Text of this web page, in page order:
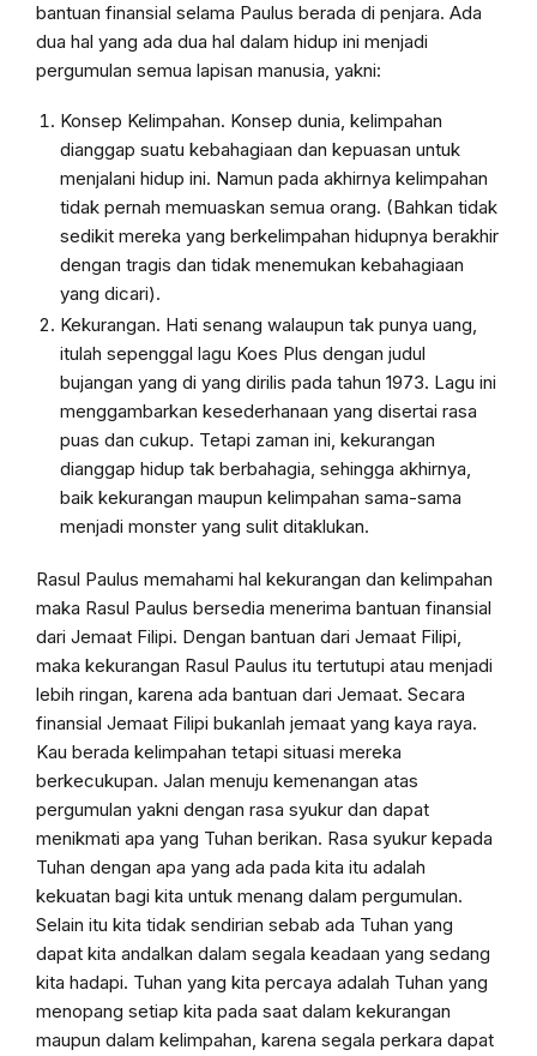
bantuan finansial selama Paulus berada di penjara. Ada
dua hal yang ada dua hal dalam hidup ini menjadi
pergumulan semua lapisan manusia, yakni:
Konsep Kelimpahan. Konsep dunia, kelimpahan
dianggap suatu kebahagiaan dan kepuasan untuk
menjalani hidup ini. Namun pada akhirnya kelimpahan
tidak pernah memuaskan semua orang. (Bahkan tidak
sedikit mereka yang berkelimpahan hidupnya berakhir
dengan tragis dan tidak menemukan kebahagiaan
yang dicari).
Kekurangan. Hati senang walaupun tak punya uang,
itulah sepenggal lagu Koes Plus dengan judul
bujangan yang di yang dirilis pada tahun 1973. Lagu ini
menggambarkan kesederhanaan yang disertai rasa
puas dan cukup. Tetapi zaman ini, kekurangan
dianggap hidup tak berbahagia, sehingga akhirnya,
baik kekurangan maupun kelimpahan sama-sama
menjadi monster yang sulit ditaklukan.
Rasul Paulus memahami hal kekurangan dan kelimpahan
maka Rasul Paulus bersedia menerima bantuan finansial
dari Jemaat Filipi. Dengan bantuan dari Jemaat Filipi,
maka kekurangan Rasul Paulus itu tertutupi atau menjadi
lebih ringan, karena ada bantuan dari Jemaat. Secara
finansial Jemaat Filipi bukanlah jemaat yang kaya raya.
Kau berada kelimpahan tetapi situasi mereka
berkecukupan. Jalan menuju kemenangan atas
pergumulan yakni dengan rasa syukur dan dapat
menikmati apa yang Tuhan berikan. Rasa syukur kepada
Tuhan dengan apa yang ada pada kita itu adalah
kekuatan bagi kita untuk menang dalam pergumulan.
Selain itu kita tidak sendirian sebab ada Tuhan yang
dapat kita andalkan dalam segala keadaan yang sedang
kita hadapi. Tuhan yang kita percaya adalah Tuhan yang
menopang setiap kita pada saat dalam kekurangan
maupun dalam kelimpahan, karena segala perkara dapat